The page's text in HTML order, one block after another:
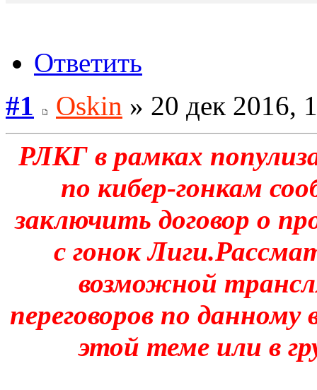
Ответить
#1
Oskin » 20 дек 2016,
РЛКГ в рамках
по кибер-гонкам
заключить договор о
с гонок
возможной
переговоров по
этой теме или в